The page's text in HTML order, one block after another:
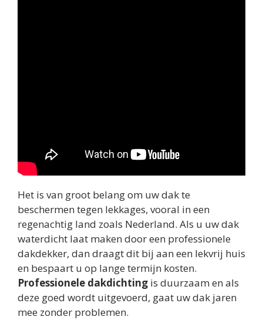
Het is van groot belang om uw dak te
beschermen tegen lekkages, vooral in een
regenachtig land zoals Nederland. Als u uw dak
waterdicht laat maken door een professionele
dakdekker, dan draagt dit bij aan een lekvrij huis
en bespaart u op lange termijn kosten.
Professionele dakdichting is duurzaam en als
deze goed wordt uitgevoerd, gaat uw dak jaren
mee zonder problemen.